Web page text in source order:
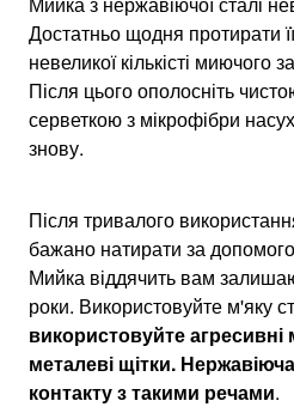
Достатньо щодня протирати
невеликої кількісті миючого
Після цього ополосніть
серветкою з мікрофібри
знову.
Після тривалого
бажано натирати за
Мийка віддячить вам
роки. Використовуйте м'яку
використовуйте
металеві щітки.
контакту з такими речами.